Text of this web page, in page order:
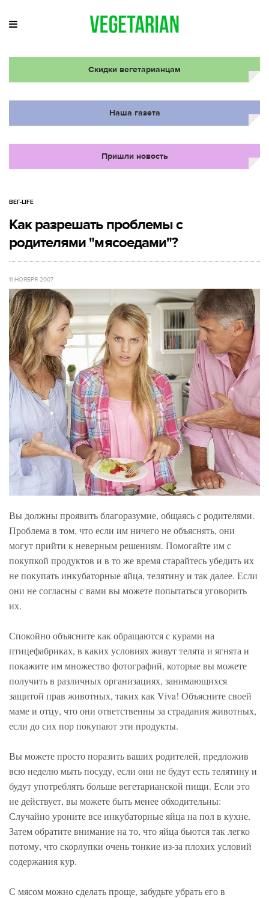
Скидки вегетарианцам
Наша газета
Пришли новость
ВЕГ-LIFE
Как разрешать проблемы с
родителями "мясоедами"?
11 НОЯБРЯ 2007
Вы должны проявить благоразумие, общаясь с родителями.
Проблема в том, что если им ничего не объяснять, они
могут прийти к неверным решениям. Помогайте им с
покупкой продуктов и в то же время старайтесь убедить их
не покупать инкубаторные яйца, телятину и так далее. Если
они не согласны с вами вы можете попытаться уговорить
их.
Спокойно объясните как обращаются с курами на
птицефабриках, в каких условиях живут телята и ягнята и
покажите им множество фотографий, которые вы можете
получить в различных организациях, занимающихся
защитой прав животных, таких как Viva! Объясните своей
маме и отцу, что они ответственны за страдания животных,
если до сих пор покупают эти продукты.
Вы можете просто поразить ваших родителей, предложив
всю неделю мыть посуду, если они не будут есть телятину и
будут употреблять больше вегетарианской пищи. Если это
не действует, вы можете быть менее обходительны:
Случайно уроните все инкубаторные яйца на пол в кухне.
Затем обратите внимание на то, что яйца бьются так легко
потому, что скорлупки очень тонкие из-за плохих условий
содержания кур.
С мясом можно сделать проще, забудьте убрать его в